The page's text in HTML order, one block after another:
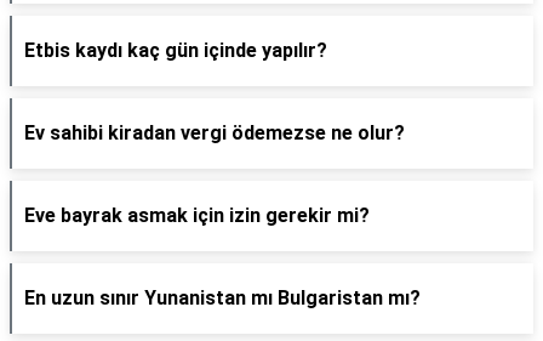
Etbis kaydı kaç gün içinde yapılır?
Ev sahibi kiradan vergi ödemezse ne olur?
Eve bayrak asmak için izin gerekir mi?
En uzun sınır Yunanistan mı Bulgaristan mı?